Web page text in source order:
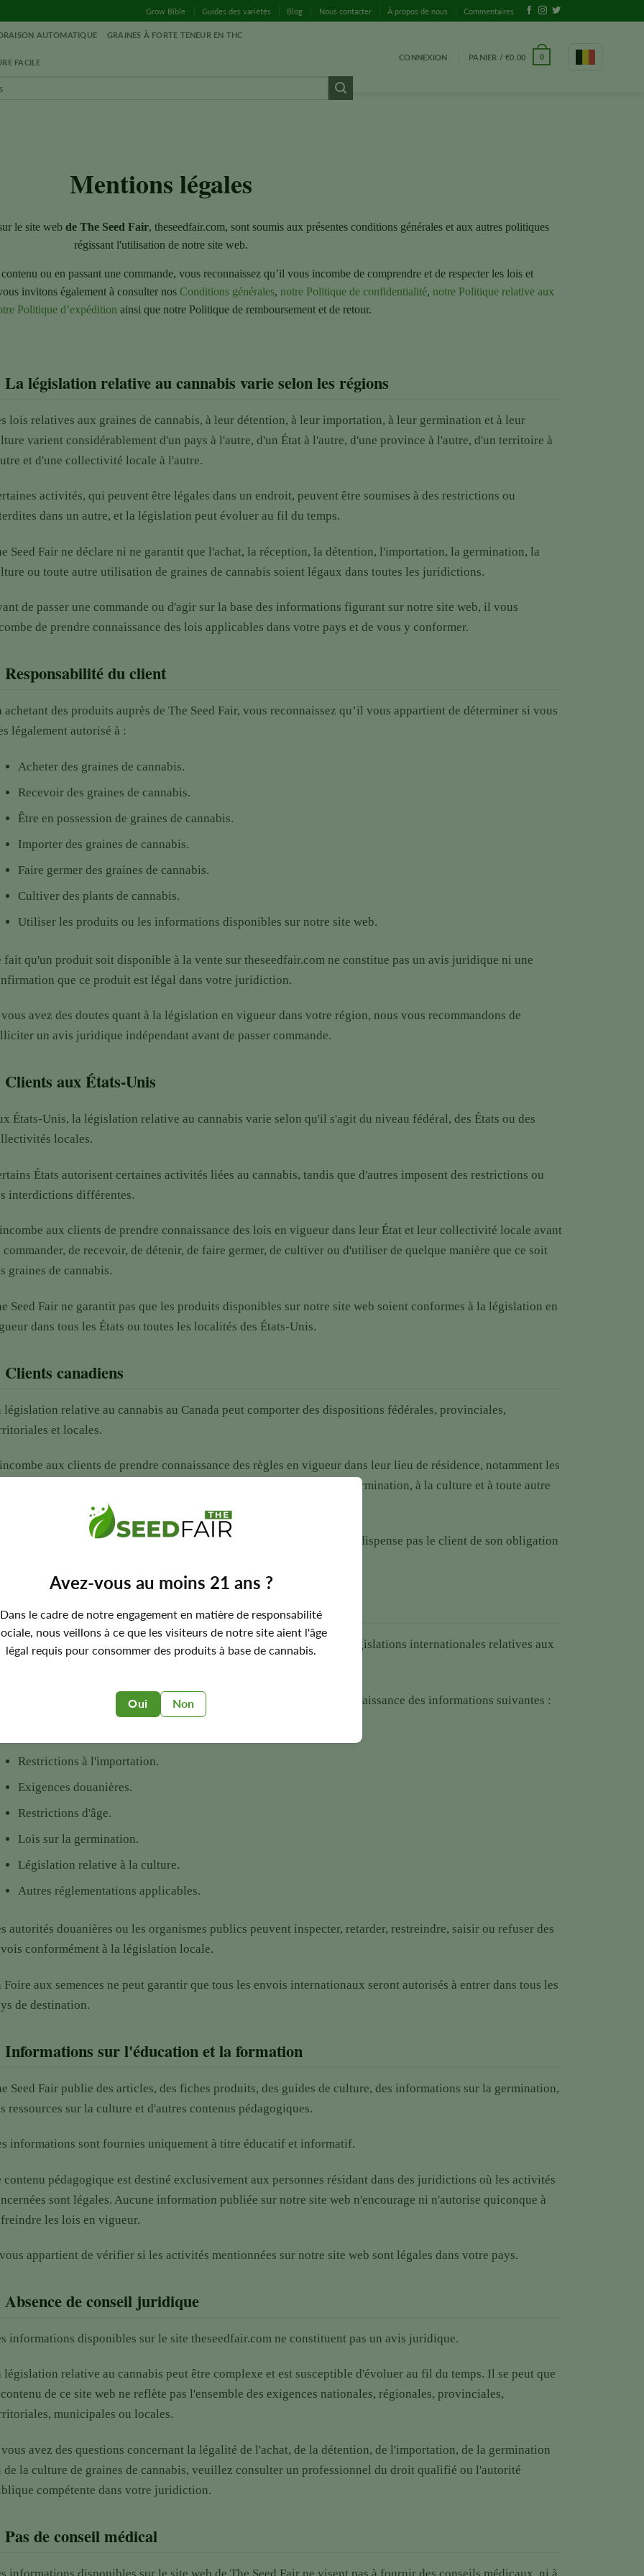
Avez-vous au moins 21 ans ?
Dans le cadre de notre engagement en matière de responsabilité
nous veillons à ce que les visiteurs de notre site aient l'âge
légal requis pour consommer des produits à base de cannabis.
Oui Non
Grow Bible Guides des variétés Blog Nous contacter À propos de nous Commentaires
AUTOMATIQUE GRAINES À FORTE TENEUR EN THC
FACILE
CONNEXION PANIER /€0.00 0
Mentions légales
le site web de The Seed Fair, theseedfair.com, sont soumis aux présentes conditions générales et aux autres politiques
régissant l'utilisation de notre site web.
ou en passant une commande, vous reconnaissez qu’il vous incombe de comprendre et de respecter les lois et
invitons également à consulter nos Conditions générales, notre Politique de confidentialité, notre Politique relative aux
Politique d’expédition ainsi que notre Politique de remboursement et de retour.
La législation relative au cannabis varie selon les régions
lois relatives aux graines de cannabis, à leur détention, à leur importation, à leur germination et à leur
varient considérablement d'un pays à l'autre, d'un État à l'autre, d'une province à l'autre, d'un territoire à
et d'une collectivité locale à l'autre.
activités, qui peuvent être légales dans un endroit, peuvent être soumises à des restrictions ou
dans un autre, et la législation peut évoluer au fil du temps.
Seed Fair ne déclare ni ne garantit que l'achat, la réception, la détention, l'importation, la germination, la
ou toute autre utilisation de graines de cannabis soient légaux dans toutes les juridictions.
de passer une commande ou d'agir sur la base des informations figurant sur notre site web, il vous
de prendre connaissance des lois applicables dans votre pays et de vous y conformer.
Responsabilité du client
achetant des produits auprès de The Seed Fair, vous reconnaissez qu’il vous appartient de déterminer si vous
légalement autorisé à :
Acheter des graines de cannabis.
Recevoir des graines de cannabis.
Être en possession de graines de cannabis.
Importer des graines de cannabis.
Faire germer des graines de cannabis.
Cultiver des plants de cannabis.
Utiliser les produits ou les informations disponibles sur notre site web.
fait qu'un produit soit disponible à la vente sur theseedfair.com ne constitue pas un avis juridique ni une
que ce produit est légal dans votre juridiction.
vous avez des doutes quant à la législation en vigueur dans votre région, nous vous recommandons de
un avis juridique indépendant avant de passer commande.
Clients aux États-Unis
États-Unis, la législation relative au cannabis varie selon qu'il s'agit du niveau fédéral, des États ou des
locales.
États autorisent certaines activités liées au cannabis, tandis que d'autres imposent des restrictions ou
interdictions différentes.
aux clients de prendre connaissance des lois en vigueur dans leur État et leur collectivité locale avant
commander, de recevoir, de détenir, de faire germer, de cultiver ou d'utiliser de quelque manière que ce soit
graines de cannabis.
Seed Fair ne garantit pas que les produits disponibles sur notre site web soient conformes à la législation en
dans tous les États ou toutes les localités des États-Unis.
Clients canadiens
législation relative au cannabis au Canada peut comporter des dispositions fédérales, provinciales,
et locales.
aux clients de prendre connaissance des règles en vigueur dans leur lieu de résidence, notamment les
d'âge et la législation relative à la possession, à l'achat, à la germination, à la culture et à toute autre
liée au cannabis.
mise à disposition de produits par l'intermédiaire de The Seed Fair ne dispense pas le client de son obligation
5.Clients internationaux
Seed Fair s'adresse à des clients dans plusieurs pays et régions. Les législations internationales relatives aux
clients passant des commandes à l'international doivent prendre connaissance des informations suivantes :
Restrictions à l'importation.
Exigences douanières.
Restrictions d'âge.
Lois sur la germination.
Législation relative à la culture.
Autres réglementations applicables.
autorités douanières ou les organismes publics peuvent inspecter, retarder, restreindre, saisir ou refuser des
conformément à la législation locale.
Foire aux semences ne peut garantir que tous les envois internationaux seront autorisés à entrer dans tous les
de destination.
Informations sur l'éducation et la formation
Seed Fair publie des articles, des fiches produits, des guides de culture, des informations sur la germination,
ressources sur la culture et d'autres contenus pédagogiques.
informations sont fournies uniquement à titre éducatif et informatif.
contenu pédagogique est destiné exclusivement aux personnes résidant dans des juridictions où les activités
sont légales. Aucune information publiée sur notre site web n'encourage ni n'autorise quiconque à
les lois en vigueur.
appartient de vérifier si les activités mentionnées sur notre site web sont légales dans votre pays.
Absence de conseil juridique
informations disponibles sur le site theseedfair.com ne constituent pas un avis juridique.
législation relative au cannabis peut être complexe et est susceptible d'évoluer au fil du temps. Il se peut que
de ce site web ne reflète pas l'ensemble des exigences nationales, régionales, provinciales,
municipales ou locales.
vous avez des questions concernant la légalité de l'achat, de la détention, de l'importation, de la germination
de la culture de graines de cannabis, veuillez consulter un professionnel du droit qualifié ou l'autorité
compétente dans votre juridiction.
Pas de conseil médical